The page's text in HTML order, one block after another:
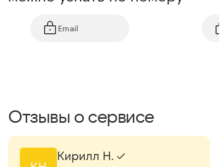
Email
Отзывы о сервисе
Кирилл Н.